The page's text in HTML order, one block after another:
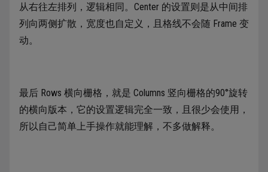
从右往左排列，逻辑相同。Center 的设置则是从中间排
列向两侧扩散，宽度也自定义，且格线不会随 Frame 变
动。
最后 Rows 横向栅格，就是 Columns 竖向栅格的90°旋转
的横向版本，它的设置逻辑完全一致，且很少会使用，
所以自己简单上手操作就能理解，不多做解释。